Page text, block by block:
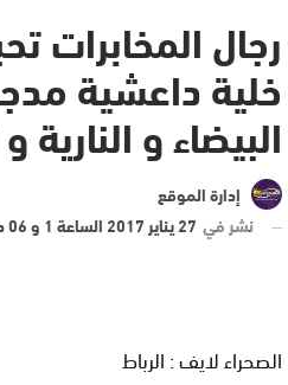
رجال المخابرات
خلية داعشية
البيضاء و النارية
إدارة الموقع
نشر في 27 يناير 2017 الساعة 1 و 06 دقيقة
الصحراء لايف : الرباط